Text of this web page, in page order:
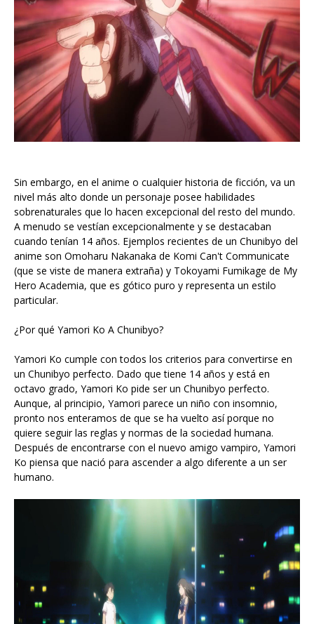
Sin embargo, en el anime o cualquier historia de ficción, va un
nivel más alto donde un personaje posee habilidades
sobrenaturales que lo hacen excepcional del resto del mundo.
A menudo se vestían excepcionalmente y se destacaban
cuando tenían 14 años. Ejemplos recientes de un Chunibyo del
anime son Omoharu Nakanaka de Komi Can't Communicate
(que se viste de manera extraña) y Tokoyami Fumikage de My
Hero Academia, que es gótico puro y representa un estilo
particular.
¿Por qué Yamori Ko A Chunibyo?
Yamori Ko cumple con todos los criterios para convertirse en
un Chunibyo perfecto. Dado que tiene 14 años y está en
octavo grado, Yamori Ko pide ser un Chunibyo perfecto.
Aunque, al principio, Yamori parece un niño con insomnio,
pronto nos enteramos de que se ha vuelto así porque no
quiere seguir las reglas y normas de la sociedad humana.
Después de encontrarse con el nuevo amigo vampiro, Yamori
Ko piensa que nació para ascender a algo diferente a un ser
humano.